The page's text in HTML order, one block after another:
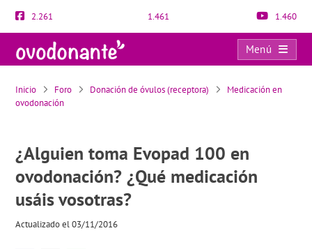
2.261 1.461 1.460
Menú
¿Alguien toma Evopad 100 en ovodonación? ¿Qué medicación usáis vosotras?
Inicio Foro Donación de óvulos (receptora)
Medicación en
ovodonación
¿Alguien toma Evopad 100 en
ovodonación? ¿Qué medicación
usáis vosotras?
Actualizado el 03/11/2016